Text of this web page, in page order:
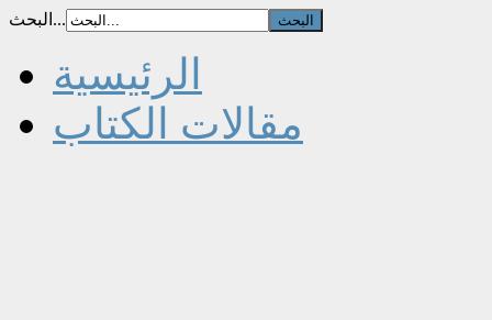
البحث...
الرئيسية
مقالات الكتاب